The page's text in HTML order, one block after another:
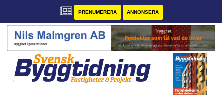
PRENUMERERA ANNONSERA